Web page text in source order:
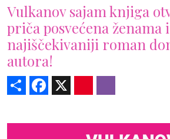
Vulkanov sajam knjiga
priča posvećena ženama i
najiščekivaniji roman
autora!
Share Facebook